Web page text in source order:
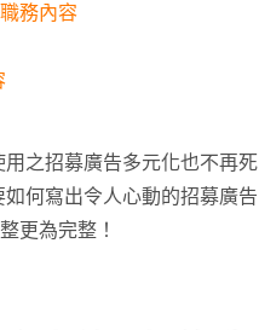
務內容
之招募廣告多元化也不再死
何寫出令人心動的招募廣告
更為完整！